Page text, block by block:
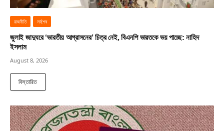
রাজনীতি সর্বশেষ
জুলাই জাদুঘরে ‘ভারতীয় আগ্রাসনের’ চিত্র নেই, বিএনপি ভারতকে ভয় পাচ্ছে: নাহিদ
ইসলাম
August 8, 2026
বিস্তারিত